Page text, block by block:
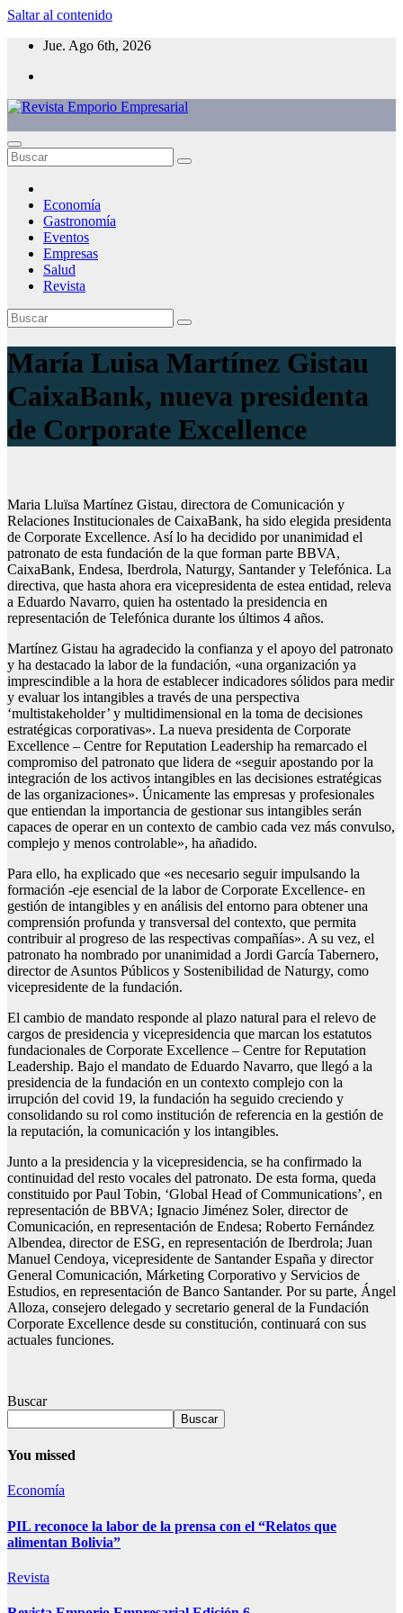
Saltar al contenido
Jue. Ago 6th, 2026
Economía
Gastronomía
Eventos
Empresas
Salud
Revista
María Luisa Martínez Gistau
CaixaBank, nueva presidenta
de Corporate Excellence
Maria Lluïsa Martínez Gistau, directora de Comunicación y
Relaciones Institucionales de CaixaBank, ha sido elegida presidenta
de Corporate Excellence. Así lo ha decidido por unanimidad el
patronato de esta fundación de la que forman parte BBVA,
CaixaBank, Endesa, Iberdrola, Naturgy, Santander y Telefónica. La
directiva, que hasta ahora era vicepresidenta de estea entidad, releva
a Eduardo Navarro, quien ha ostentado la presidencia en
representación de Telefónica durante los últimos 4 años.
Martínez Gistau ha agradecido la confianza y el apoyo del patronato
y ha destacado la labor de la fundación, «una organización ya
imprescindible a la hora de establecer indicadores sólidos para medir
y evaluar los intangibles a través de una perspectiva
‘multistakeholder’ y multidimensional en la toma de decisiones
estratégicas corporativas». La nueva presidenta de Corporate
Excellence – Centre for Reputation Leadership ha remarcado el
compromiso del patronato que lidera de «seguir apostando por la
integración de los activos intangibles en las decisiones estratégicas
de las organizaciones». Únicamente las empresas y profesionales
que entiendan la importancia de gestionar sus intangibles serán
capaces de operar en un contexto de cambio cada vez más convulso,
complejo y menos controlable», ha añadido.
Para ello, ha explicado que «es necesario seguir impulsando la
formación -eje esencial de la labor de Corporate Excellence- en
gestión de intangibles y en análisis del entorno para obtener una
comprensión profunda y transversal del contexto, que permita
contribuir al progreso de las respectivas compañías». A su vez, el
patronato ha nombrado por unanimidad a Jordi García Tabernero,
director de Asuntos Públicos y Sostenibilidad de Naturgy, como
vicepresidente de la fundación.
El cambio de mandato responde al plazo natural para el relevo de
cargos de presidencia y vicepresidencia que marcan los estatutos
fundacionales de Corporate Excellence – Centre for Reputation
Leadership. Bajo el mandato de Eduardo Navarro, que llegó a la
presidencia de la fundación en un contexto complejo con la
irrupción del covid 19, la fundación ha seguido creciendo y
consolidando su rol como institución de referencia en la gestión de
la reputación, la comunicación y los intangibles.
Junto a la presidencia y la vicepresidencia, se ha confirmado la
continuidad del resto vocales del patronato. De esta forma, queda
constituido por Paul Tobin, ‘Global Head of Communications’, en
representación de BBVA; Ignacio Jiménez Soler, director de
Comunicación, en representación de Endesa; Roberto Fernández
Albendea, director de ESG, en representación de Iberdrola; Juan
Manuel Cendoya, vicepresidente de Santander España y director
General Comunicación, Márketing Corporativo y Servicios de
Estudios, en representación de Banco Santander. Por su parte, Ángel
Alloza, consejero delegado y secretario general de la Fundación
Corporate Excellence desde su constitución, continuará con sus
actuales funciones.
Buscar
Buscar
You missed
Economía
PIL reconoce la labor de la prensa con el “Relatos que
alimentan Bolivia”
Revista